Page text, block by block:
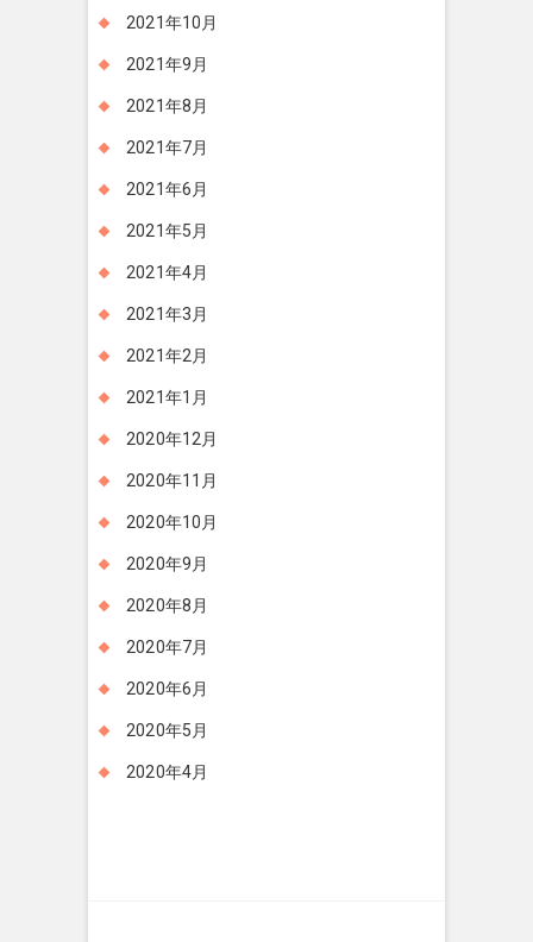
2021年10月
2021年9月
2021年8月
2021年7月
2021年6月
2021年5月
2021年4月
2021年3月
2021年2月
2021年1月
2020年12月
2020年11月
2020年10月
2020年9月
2020年8月
2020年7月
2020年6月
2020年5月
2020年4月